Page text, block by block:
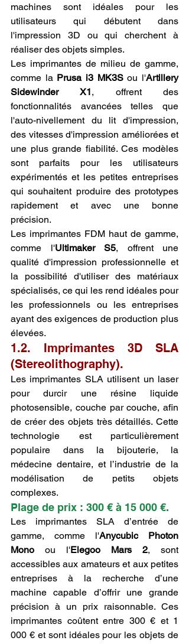
machines sont idéales pour les
utilisateurs qui débutent dans
l'impression 3D ou qui cherchent à
réaliser des objets simples.
Les imprimantes de milieu de gamme,
comme la Prusa i3 MK3S ou l'Artillery
Sidewinder X1, offrent des
fonctionnalités avancées telles que
l'auto-nivellement du lit d'impression,
des vitesses d'impression améliorées et
une plus grande fiabilité. Ces modèles
sont parfaits pour les utilisateurs
expérimentés et les petites entreprises
qui souhaitent produire des prototypes
rapidement et avec une bonne
précision.
Les imprimantes FDM haut de gamme,
comme l'Ultimaker S5, offrent une
qualité d'impression professionnelle et
la possibilité d'utiliser des matériaux
spécialisés, ce qui les rend idéales pour
les professionnels ou les entreprises
ayant des exigences de production plus
élevées.
1.2. Imprimantes 3D SLA
(Stereolithography).
Les imprimantes SLA utilisent un laser
pour durcir une résine liquide
photosensible, couche par couche, afin
de créer des objets très détaillés. Cette
technologie est particulièrement
populaire dans la bijouterie, la
médecine dentaire, et l’industrie de la
modélisation de petits objets
complexes.
Plage de prix : 300 € à 15 000 €.
Les imprimantes SLA d’entrée de
gamme, comme l'Anycubic Photon
Mono ou l'Elegoo Mars 2, sont
accessibles aux amateurs et aux petites
entreprises à la recherche d’une
machine capable d’offrir une grande
précision à un prix raisonnable. Ces
imprimantes coûtent entre 300 € et 1
000 € et sont idéales pour les objets de